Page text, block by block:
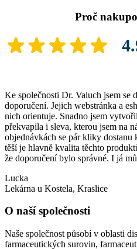
Proč
Ke společnosti Dr. Valuch jsem se
doporučení. Jejich webstránka a
nich orientuje. Snadno jsem
překvapila i sleva, kterou jsem na
objednávkách se pár kliky dostanu
těší je hlavně kvalita těchto
že doporučení bylo správné. I já
Lucka
Lekárna u Kostela, Kraslice
O naší společnosti
Naše společnost působí v oblasti
farmaceutických surovin,